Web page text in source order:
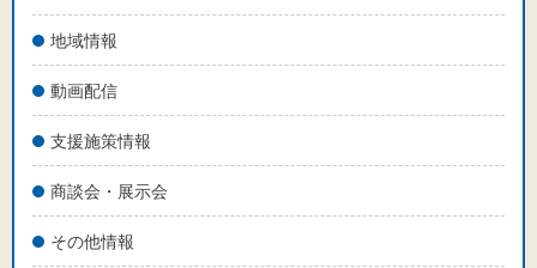
地域情報
動画配信
支援施策情報
商談会・展示会
その他情報